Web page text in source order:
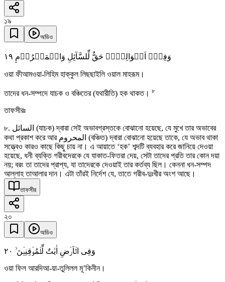
১৯
অডিও
وَفِیۡۤ اَمۡوَالِہِمۡ حَقٌّ لِّلسَّآئِلِ وَالۡمَحۡرُوۡمِ ١٩
ওয়া ফীআমওয়া-লিহিম হাক্কুল লিছছাইলি ওয়াল মাহরূম।
তাদের ধন-সম্পদে যাচক ও বঞ্চিতের (যথারীতি) হক থাকত। ৮
তাফসীরঃ
৮. السائل (যাচক) দ্বারা সেই অভাবগ্রস্তকে বোঝানো হয়েছে, যে মুখে তার অভাবের
কথা প্রকাশ করে আর المحروم (বঞ্চিত) দ্বারা বোঝানো হয়েছে তাকে, যে অভাব থাকা
সত্ত্বেও কারও কাছে কিছু চায় না। এ আয়াতে ‘হক’ শব্দটি ব্যবহার করে জানিয়ে দেওয়া
হয়েছে, ধনী ব্যক্তি গরীবদেরকে যে যাকাত-ফিতরা দেয়, সেটা তাদের প্রতি তার কোন দয়া
নয়; বরং তা তাদের প্রাপ্য, যা তাদেরকে দেওয়াই তার কর্তব্য ছিল। কেননা ধন-সম্পদ
আল্লাহ তাআলার দান। এটা তাঁরই নির্দেশ যে, তাতে গরীব-দুঃখীর অংশ আছে।
তাফসীর
২০
অডিও
وَفِی الۡاَرۡضِ اٰیٰتٌ لِّلۡمُوۡقِنِیۡنَ ۙ ٢۰
ওয়া ফিল আরদিআ-য়া-তুলিলল মূ’কিনীন।